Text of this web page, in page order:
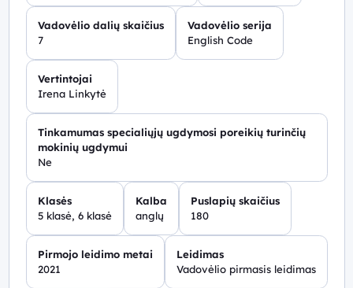
Vadovėlio dalių skaičius
7
Vadovėlio serija
English Code
Vertintojai
Irena Linkytė
Tinkamumas specialiųjų ugdymosi poreikių turinčių
mokinių ugdymui
Ne
Klasės
5 klasė, 6 klasė
Kalba
anglų
Puslapių skaičius
180
Pirmojo leidimo metai
2021
Leidimas
Vadovėlio pirmasis leidimas